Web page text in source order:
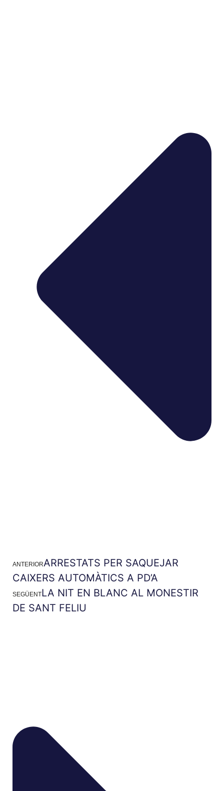
ANTERIORARRESTATS PER SAQUEJAR
CAIXERS AUTOMÀTICS A PD’A
SEGÜENTLA NIT EN BLANC AL MONESTIR
DE SANT FELIU